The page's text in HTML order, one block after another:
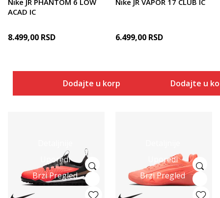
ACAD IC
8.499,00 RSD
Dodajte u korpu
6.499,00 RSD
Dodajte u
Uporedi
Brzi Pregled
Uporedi
Brzi Pregled